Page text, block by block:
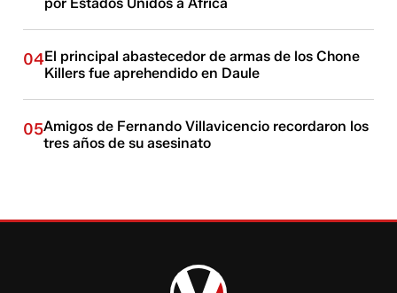
por Estados Unidos a África
04El principal abastecedor de armas de los Chone
Killers fue aprehendido en Daule
05Amigos de Fernando Villavicencio recordaron los
tres años de su asesinato